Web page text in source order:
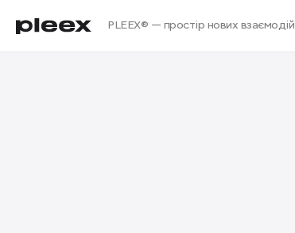
PLEEX® — простір нових взаємодій